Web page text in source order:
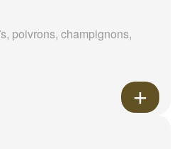
poivrons, champignons,